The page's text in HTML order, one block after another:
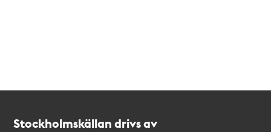
Stockholmskällan drivs av